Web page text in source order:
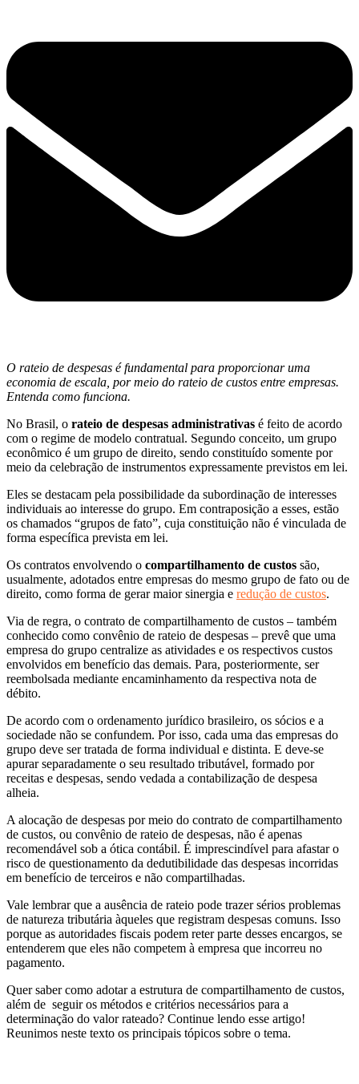
O rateio de despesas é fundamental para proporcionar uma
economia de escala, por meio do rateio de custos entre empresas.
Entenda como funciona.
No Brasil, o rateio de despesas administrativas é feito de acordo
com o regime de modelo contratual. Segundo conceito, um grupo
econômico é um grupo de direito, sendo constituído somente por
meio da celebração de instrumentos expressamente previstos em lei.
Eles se destacam pela possibilidade da subordinação de interesses
individuais ao interesse do grupo. Em contraposição a esses, estão
os chamados “grupos de fato”, cuja constituição não é vinculada de
forma específica prevista em lei.
Os contratos envolvendo o compartilhamento de custos são,
usualmente, adotados entre empresas do mesmo grupo de fato ou de
direito, como forma de gerar maior sinergia e redução de custos.
Via de regra, o contrato de compartilhamento de custos – também
conhecido como convênio de rateio de despesas – prevê que uma
empresa do grupo centralize as atividades e os respectivos custos
envolvidos em benefício das demais. Para, posteriormente, ser
reembolsada mediante encaminhamento da respectiva nota de
débito.
De acordo com o ordenamento jurídico brasileiro, os sócios e a
sociedade não se confundem. Por isso, cada uma das empresas do
grupo deve ser tratada de forma individual e distinta. E deve-se
apurar separadamente o seu resultado tributável, formado por
receitas e despesas, sendo vedada a contabilização de despesa
alheia.
A alocação de despesas por meio do contrato de compartilhamento
de custos, ou convênio de rateio de despesas, não é apenas
recomendável sob a ótica contábil. É imprescindível para afastar o
risco de questionamento da dedutibilidade das despesas incorridas
em benefício de terceiros e não compartilhadas.
Vale lembrar que a ausência de rateio pode trazer sérios problemas
de natureza tributária àqueles que registram despesas comuns. Isso
porque as autoridades fiscais podem reter parte desses encargos, se
entenderem que eles não competem à empresa que incorreu no
pagamento.
Quer saber como adotar a estrutura de compartilhamento de custos,
além de seguir os métodos e critérios necessários para a
determinação do valor rateado? Continue lendo esse artigo!
Reunimos neste texto os principais tópicos sobre o tema.